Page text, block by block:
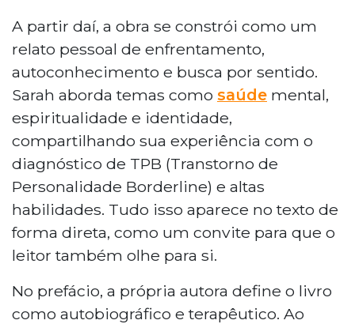
A partir daí, a obra se constrói como um
relato pessoal de enfrentamento,
autoconhecimento e busca por sentido.
Sarah aborda temas como saúde mental,
espiritualidade e identidade,
compartilhando sua experiência com o
diagnóstico de TPB (Transtorno de
Personalidade Borderline) e altas
habilidades. Tudo isso aparece no texto de
forma direta, como um convite para que o
leitor também olhe para si.
No prefácio, a própria autora define o livro
como autobiográfico e terapêutico. Ao